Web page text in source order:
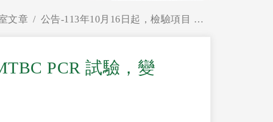
文章 公告-113年10月16日起，檢驗項目 MTBC PCR 試驗，變更儀器設備及試劑
PCR 試驗，變